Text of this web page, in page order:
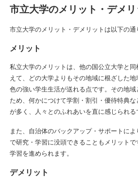
市立大学のメリット・デメリ
市立大学のメリット・デメリットは以下の通
メリット
私立大学のメリットは、他の国公立大学と
えて、どの大学よりもその地域に根ざした
色の強い学生生活が送れる点です。その地
ため、何かにつけて学割・割引・優待特典
が多く、人々とのふれあいを直に感じられる
また、自治体のバックアップ・サポートに
で研究・学習に没頭できることもメリット
学習を進められます。
デメリット